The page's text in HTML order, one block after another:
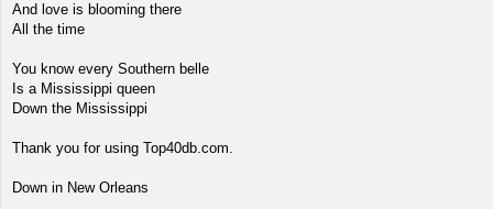
And love is blooming there
All the time
You know every Southern belle
Is a Mississippi queen
Down the Mississippi
Thank you for using Top40db.com.
Down in New Orleans